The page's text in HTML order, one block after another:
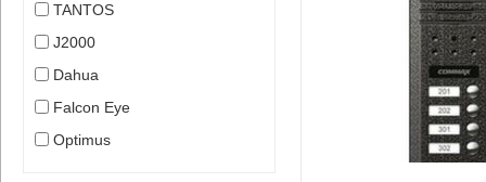
TANTOS
J2000
Dahua
Falcon Eye
Optimus